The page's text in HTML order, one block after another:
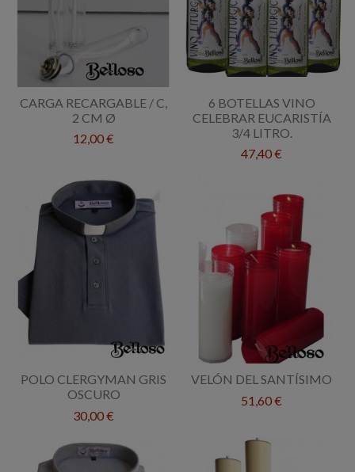
CARGA RECARGABLE / C,
2 CM Ø
12,00 €
6 BOTELLAS VINO
CELEBRAR EUCARISTÍA
3/4 LITRO.
47,40 €
POLO CLERGYMAN GRIS
OSCURO
30,00 €
VELÓN DEL SANTÍSIMO
51,60 €